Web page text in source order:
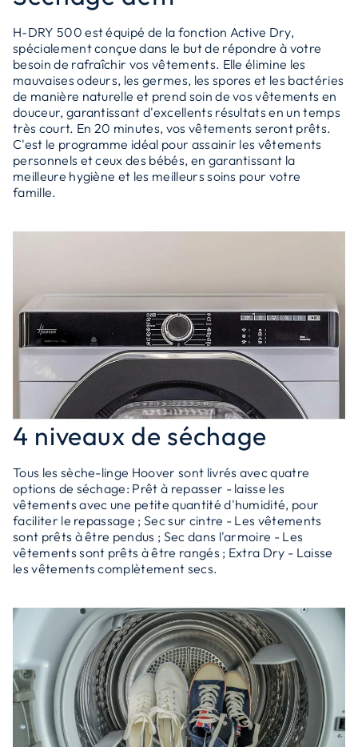
H-DRY 500 est équipé de la fonction Active Dry,
spécialement conçue dans le but de répondre à votre
besoin de rafraîchir vos vêtements. Elle élimine les
mauvaises odeurs, les germes, les spores et les bactéries
de manière naturelle et prend soin de vos vêtements en
douceur, garantissant d'excellents résultats en un temps
très court. En 20 minutes, vos vêtements seront prêts.
C'est le programme idéal pour assainir les vêtements
personnels et ceux des bébés, en garantissant la
meilleure hygiène et les meilleurs soins pour votre
famille.
4 niveaux de séchage
Tous les sèche-linge Hoover sont livrés avec quatre
options de séchage: Prêt à repasser - laisse les
vêtements avec une petite quantité d'humidité, pour
faciliter le repassage ; Sec sur cintre - Les vêtements
sont prêts à être pendus ; Sec dans l'armoire - Les
vêtements sont prêts à être rangés ; Extra Dry - Laisse
les vêtements complètement secs.